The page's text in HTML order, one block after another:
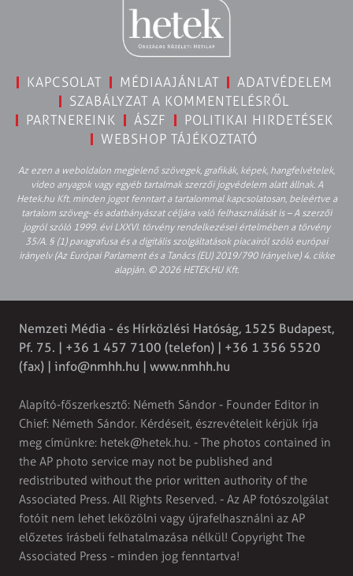
KAPCSOLAT MÉDIAAJÁNLAT
ADATVÉDELEM
SZABÁLYZAT A KOMMENTELÉSRŐL
PARTNEREINK
ÁSZF
POLITIKAI HIRDETÉSEK
WEBSHOP TÁJÉKOZTATÓ
Az ezen a weboldalon megjelenő szövegek, grafikák, képek, hangfelvételek,
video anyagok vagy egyéb tartalmak szerzői jogvédelem alatt állnak. A
Hetek.hu Kft. minden jogot fenntart a tartalommal kapcsolatosan, beleértve a
tartalom szöveg- és adatbányászat céljára való felhasználását is – A szerzői
jogról szóló 1999. évi LXXVI. törvény rendelkezései értelmében a törvény
35/A. § (1) paragrafusa és a digitális szolgáltatások piacairól szóló európai
irányelv (Az Európai Parlament és a Tanács (EU) 2019/790 Irányelve) 4. cikke
alapján. © 2026 HETEK.HU Kft.
Nemzeti Média - és Hírközlési Hatóság, 1525 Budapest,
Pf. 75. | +36 1 457 7100 (telefon) | +36 1 356 5520
(fax) | info@nmhh.hu | www.nmhh.hu
Alapító-főszerkesztő: Németh Sándor - Founder Editor in
Chief: Németh Sándor. Kérdéseit, észrevételeit kérjük írja
meg címünkre: hetek@hetek.hu. - The photos contained in
the AP photo service may not be published and
redistributed without the prior written authority of the
Associated Press. All Rights Reserved. - Az AP fotószolgálat
fotóit nem lehet leközölni vagy újrafelhasználni az AP
előzetes írásbeli felhatalmazása nélkül! Copyright The
Associated Press - minden jog fenntartva!